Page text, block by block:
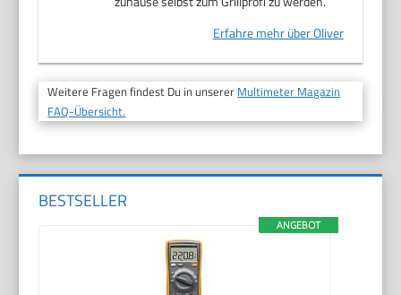
Erfahre mehr über Oliver
Weitere Fragen findest Du in unserer Multimeter Magazin
FAQ-Übersicht.
BESTSELLER
ANGEBOT